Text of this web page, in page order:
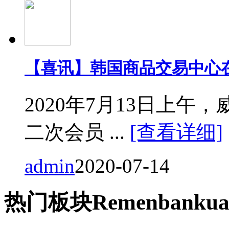
【喜讯】韩国商品交易中
2020年7月13日上午，
二次会员 ... [查看详细]
admin2020-07-14
热门板块Remen